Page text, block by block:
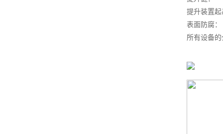
提升装置
表面防腐
所有设备